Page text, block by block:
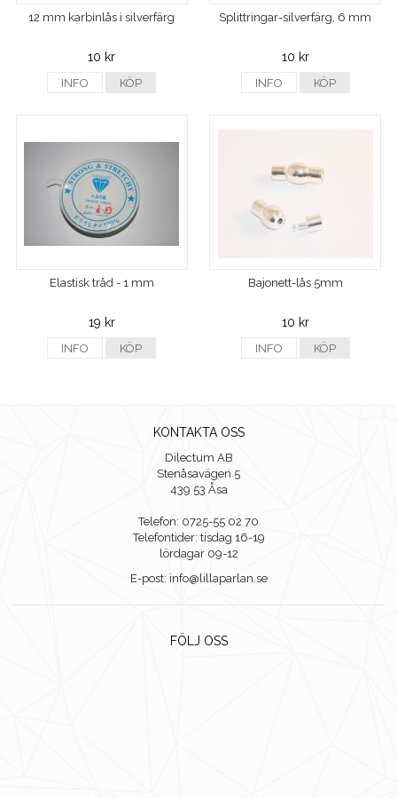
12 mm karbinlås i silverfärg
10 kr
INFO KÖP
Splittringar-silverfärg, 6 mm
10 kr
INFO KÖP
Elastisk tråd - 1 mm
19 kr
INFO KÖP
Bajonett-lås 5mm
10 kr
INFO KÖP
KONTAKTA OSS
Dilectum AB
Stenåsavägen 5
439 53 Åsa
Telefon: 0725-55 02 70
Telefontider: tisdag 16-19
lördagar 09-12
E-post: info@lillaparlan.se
FÖLJ OSS